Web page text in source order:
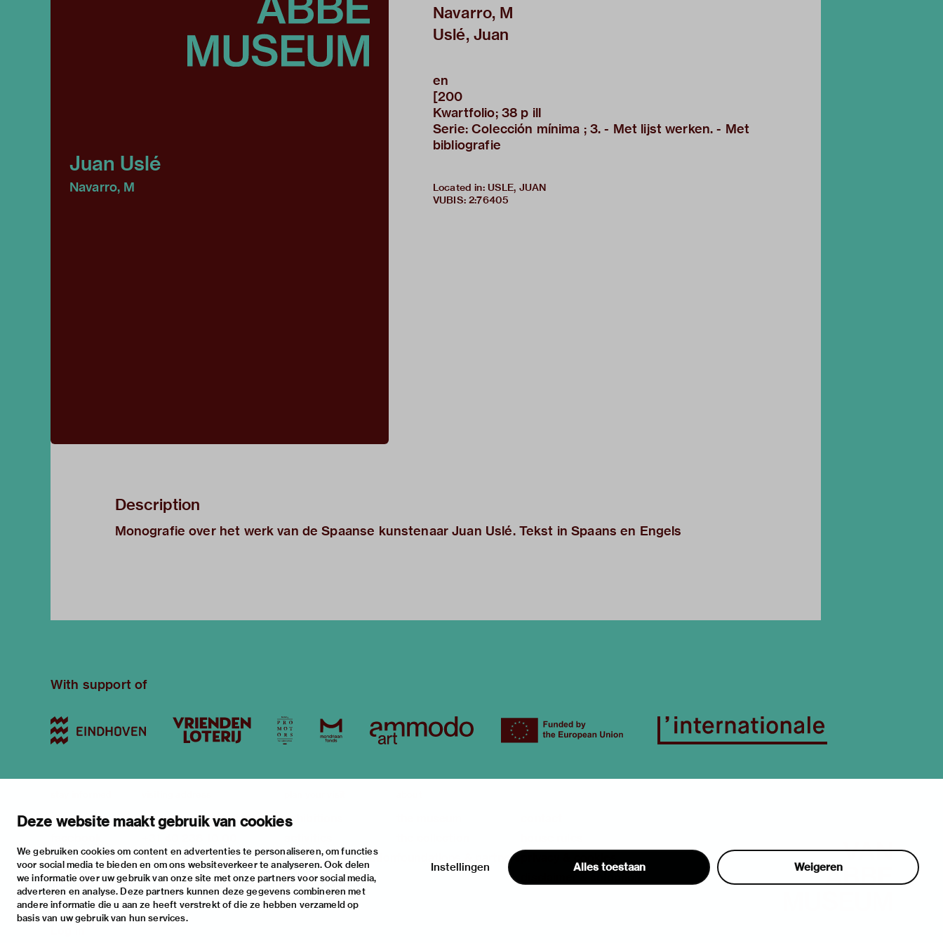
Deze website maakt gebruik van cookies
We gebruiken cookies om content en advertenties te personaliseren, om functies
voor social media te bieden en om ons websiteverkeer te analyseren. Ook delen
we informatie over uw gebruik van onze site met onze partners voor social media,
adverteren en analyse. Deze partners kunnen deze gegevens combineren met
andere informatie die u aan ze heeft verstrekt of die ze hebben verzameld op
basis van uw gebruik van hun services.
Alles toestaan Weigeren
Instellingen
Juan Uslé
Navarro, M
Navarro, M
Uslé, Juan
en
[200
Kwartfolio; 38 p ill
Serie: Colección mínima ; 3. - Met lijst werken. - Met
bibliografie
Located in: USLE, JUAN
VUBIS: 2:76405
Description
Monografie over het werk van de Spaanse kunstenaar Juan Uslé. Tekst in Spaans en Engels
With support of
newsletter
instagram
twitter
linkedin
stratumsedijk 2 eindhoven
info@vanabbemuseum.nl
exhibitions
practical information
foundations & partners